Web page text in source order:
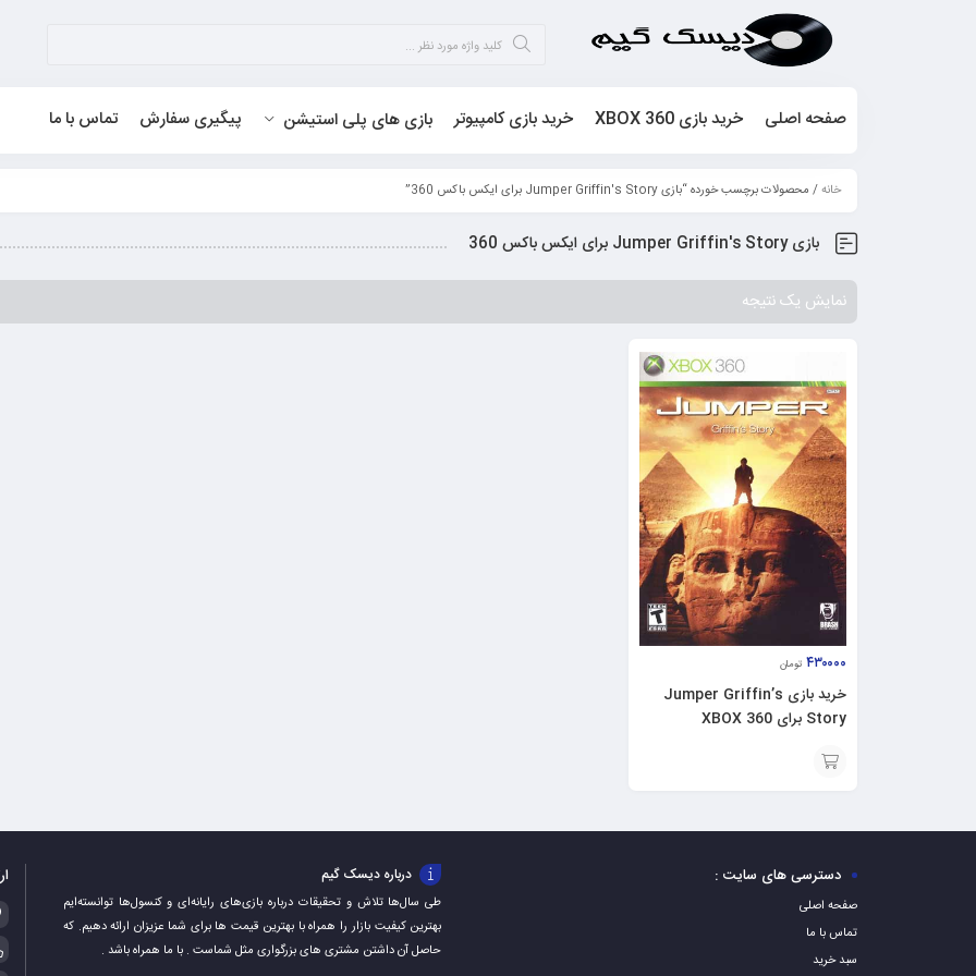
صفحه اصلی خرید بازی XBOX 360 خرید بازی کامپیوتر بازی های پلی استیشن پیگیری سفارش تماس با ما
خانه/ محصولات برچسب خورده “بازی Jumper Griffin's Story برای ایکس باکس 360”
بازی Jumper Griffin's Story برای ایکس باکس 360
نمایش یک نتیجه
۴۳۰۰۰۰ تومان
خرید بازی Jumper Griffin’s
Story برای XBOX 360
به
دسترسی های سایت :
صفحه اصلی
تماس با ما
سبد خرید
درباره دیسک گیم
طی سال‌ها تلاش و تحقیقات درباره بازی‌های رایانه‌ای و کنسول‌ها توانسته‌ایم
بهترین کیفیت بازار را همراه با بهترین قیمت ها برای شما عزیزان ارائه دهیم. که
حاصل آن داشتن مشتری های بزرگواری مثل شماست . با ما همراه باشد .